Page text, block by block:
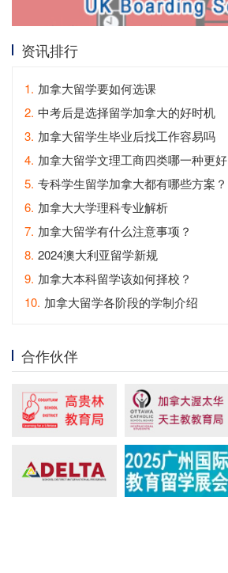
资讯排行
1. 加拿大留学要如何选课
2. 中考后是选择留学加拿大的好时机
3. 加拿大留学生毕业后找工作容易吗
4. 加拿大留学文理工商四类哪一种更好
5. 专科学生留学加拿大都有哪些方案？
6. 加拿大大学理科专业解析
7. 加拿大留学有什么注意事项？
8. 2024澳大利亚留学新规
9. 加拿大本科留学该如何择校？
10. 加拿大留学各阶段的学制介绍
合作伙伴